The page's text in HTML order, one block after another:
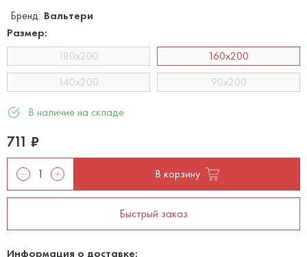
Бренд: Вальтери
Размер:
180x200
160x200
140x200
90x200
В наличие на складе
711 ₽
В корзину
Быстрый заказ
Информация о доставке: